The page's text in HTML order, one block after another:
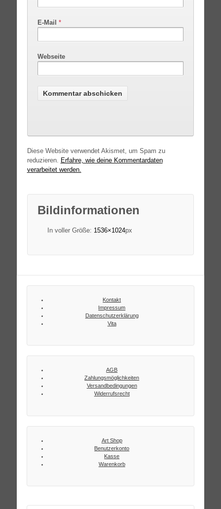
E-Mail *
Webseite
Diese Website verwendet Akismet, um Spam zu
reduzieren. Erfahre, wie deine Kommentardaten
verarbeitet werden.
Bildinformationen
In voller Größe: 1536×1024px
Kontakt
Impressum
Datenschutzerklärung
Vita
AGB
Zahlungsmöglichkeiten
Versandbedingungen
Widerrufsrecht
Art Shop
Benutzerkonto
Kasse
Warenkorb